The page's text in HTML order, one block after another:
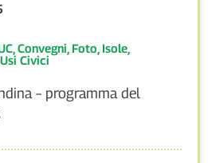
, Convegni, Foto, Isole,
Usi Civici
– programma del